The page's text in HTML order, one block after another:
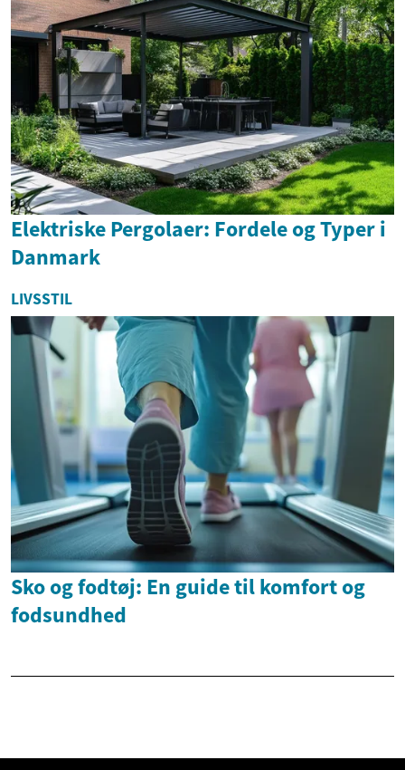
Elektriske Pergolaer: Fordele og Typer i
Danmark
LIVSSTIL
Sko og fodtøj: En guide til komfort og
fodsundhed